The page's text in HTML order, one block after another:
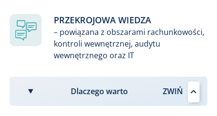
PRZEKROJOWA WIEDZA
– powiązana z obszarami rachunkowości,
kontroli wewnętrznej, audytu
wewnętrznego oraz IT
Dlaczego warto